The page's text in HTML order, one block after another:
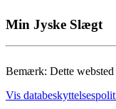
Min Jyske Slægt
Bemærk: Dette websted
Vis